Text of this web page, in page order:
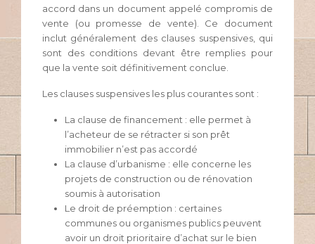
accord dans un document appelé compromis de
vente (ou promesse de vente). Ce document
inclut généralement des clauses suspensives, qui
sont des conditions devant être remplies pour
que la vente soit définitivement conclue.
Les clauses suspensives les plus courantes sont :
La clause de financement : elle permet à
l’acheteur de se rétracter si son prêt
immobilier n’est pas accordé
La clause d’urbanisme : elle concerne les
projets de construction ou de rénovation
soumis à autorisation
Le droit de préemption : certaines
communes ou organismes publics peuvent
avoir un droit prioritaire d’achat sur le bien